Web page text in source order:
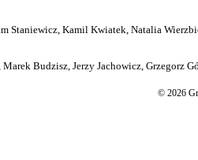
Staniewicz, Kamil Kwiatek, Natalia
Budzisz, Jerzy Jachowicz, Grzegorz
© 2026